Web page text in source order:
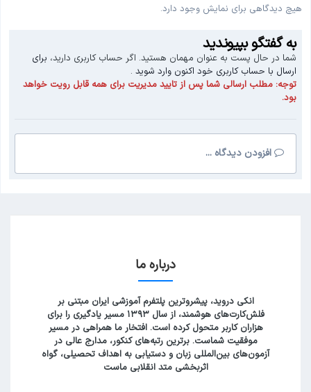
هیچ دیدگاهی برای نمایش وجود دارد.
به گفتگو بپیوندید
شما در حال پست به عنوان مهمان هستید. اگر حساب کاربری دارید، برای
ارسال با حساب کاربری خود اکنون وارد شوید .
توجه: مطلب ارسالی شما پس از تایید مدیریت برای همه قابل رویت خواهد
بود.
افزودن دیدگاه ...
درباره ما
انکی دروید، پیشروترین پلتفرم آموزشی ایران مبتنی بر
فلش‌کارت‌های هوشمند، از سال ۱۳۹۳ مسیر یادگیری را برای
هزاران کاربر متحول کرده است. افتخار ما همراهی در مسیر
موفقیت شماست. برترین رتبه‌های کنکور، مدارج عالی در
آزمون‌های بین‌المللی زبان و دستیابی به اهداف تحصیلی، گواه
اثربخشی متد انقلابی ماست